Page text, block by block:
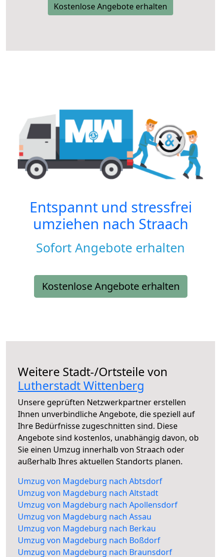
Kostenlose Angebote erhalten
Entspannt und stressfrei
umziehen nach Straach
Sofort Angebote erhalten
Kostenlose Angebote erhalten
Weitere Stadt-/Ortsteile von
Lutherstadt Wittenberg
Unsere geprüften Netzwerkpartner erstellen
Ihnen unverbindliche Angebote, die speziell auf
Ihre Bedürfnisse zugeschnitten sind. Diese
Angebote sind kostenlos, unabhängig davon, ob
Sie einen Umzug innerhalb von Straach oder
außerhalb Ihres aktuellen Standorts planen.
Umzug von Magdeburg nach Abtsdorf
Umzug von Magdeburg nach Altstadt
Umzug von Magdeburg nach Apollensdorf
Umzug von Magdeburg nach Assau
Umzug von Magdeburg nach Berkau
Umzug von Magdeburg nach Boßdorf
Umzug von Magdeburg nach Braunsdorf